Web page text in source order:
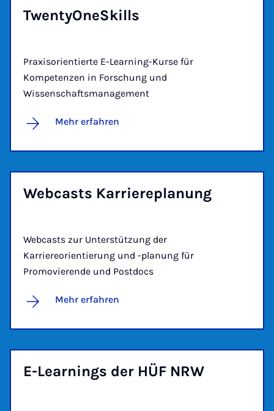
TwentyO­neS­kills
Praxisorientierte E-Learning-Kurse für
Kompetenzen in Forschung und
Wissenschaftsmanagement
Mehr erfahren
Web­casts Kar­rie­re­pla­nung
Webcasts zur Unterstützung der
Karriereorientierung und -planung für
Promovierende und Postdocs
Mehr erfahren
E-Lear­nings der HÜF NRW